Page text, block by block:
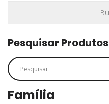
Pesquisar Produtos
Família